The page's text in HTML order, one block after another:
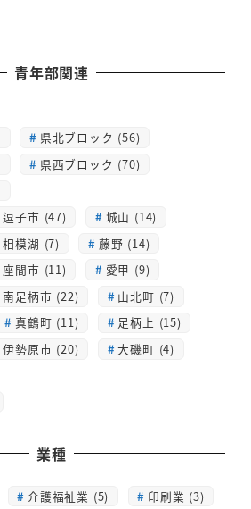
青年部関連
県北ブロック (56)
県西ブロック (70)
逗子市 (47)
城山 (14)
相模湖 (7)
藤野 (14)
座間市 (11)
愛甲 (9)
南足柄市 (22)
山北町 (7)
真鶴町 (11)
足柄上 (15)
伊勢原市 (20)
大磯町 (4)
業種
介護福祉業 (5)
印刷業 (3)